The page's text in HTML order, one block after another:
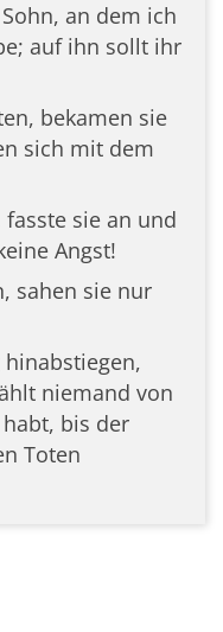
an dem ich
auf ihn sollt ihr
bekamen sie
sich mit dem
fasste sie an und
Angst!
sahen sie nur
niemand von
bis der
Toten